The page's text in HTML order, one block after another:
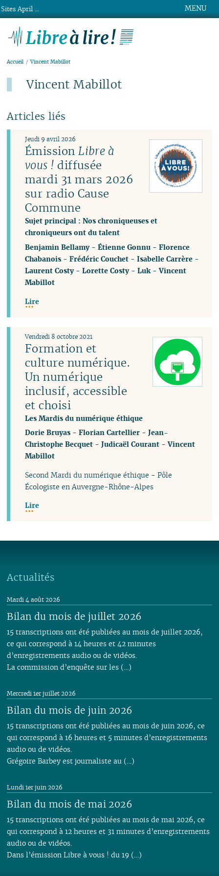
MENU
Accueil Vincent Mabillot
Vincent Mabillot
Articles liés
ÉmissionLibre à
vous ! diffusée
mardi 31 mars 2026
sur radio Cause
Commune
Sujet principal : Nos chroniqueuses et
chroniqueurs ont du talent
Jeudi 9 avril 2026
Benjamin Bellamy-Étienne Gonnu -Florence
Chabanois -Frédéric Couchet -Isabelle Carrère -
Laurent Costy-Lorette Costy-Luk-Vincent
Mabillot
Lire
Formation et
culture numérique.
Un numérique
inclusif, accessible
et choisi
Les Mardis du numérique éthique
Vendredi 8 octobre 2021
Dorie Bruyas -Florian Cartellier -Jean-
Christophe Becquet -Judicaël Courant -Vincent
Mabillot
Second Mardi du numérique éthique - Pôle
Écologiste en Auvergne-Rhône-Alpes
Lire
Actualités
Bilan du mois de juillet 2026
Mardi 4 août 2026
15 transcriptions ont été publiées au mois de juillet 2026,
ce qui correspond à 14 heures et 42 minutes
d’enregistrements audio ou de vidéos.
La commission d’enquête sur les (…)
Bilan du mois de juin 2026
Mercredi 1er juillet 2026
15 transcriptions ont été publiées au mois de juin 2026, ce
qui correspond à 16 heures et 5 minutes d’enregistrements
audio ou de vidéos.
Grégoire Barbey est journaliste au (…)
Bilan du mois de mai 2026
Lundi 1er juin 2026
15 transcriptions ont été publiées au mois de mai 2026, ce
qui correspond à 12 heures et 31 minutes d’enregistrements
audio ou de vidéos.
Dans l’émission Libre à vous ! du 19 (…)
Sites April ...